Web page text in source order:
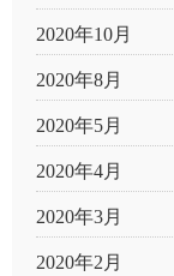
2020年10月
2020年8月
2020年5月
2020年4月
2020年3月
2020年2月